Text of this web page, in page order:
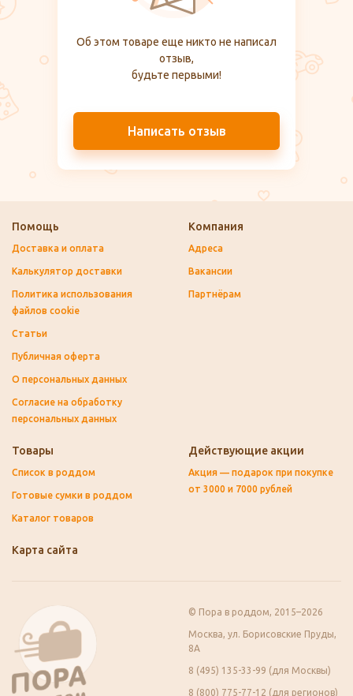
Об этом товаре еще никто не написал
отзыв,
будьте первыми!
Написать отзыв
Помощь
Доставка и оплата
Калькулятор доставки
Политика использования
файлов cookie
Статьи
Публичная оферта
О персональных данных
Согласие на обработку
персональных данных
Компания
Адреса
Вакансии
Партнёрам
Товары
Список в роддом
Готовые сумки в роддом
Каталог товаров
Действующие акции
Акция — подарок при покупке
от 3000 и 7000 рублей
Карта сайта
© Пора в роддом, 2015–2026
Москва, ул. Борисовские Пруды,
8А
8 (495) 135-33-99 (для Москвы)
8 (800) 775-77-12 (для регионов)